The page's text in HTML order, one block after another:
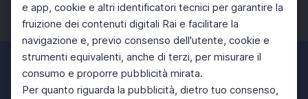
e app, cookie e altri identificatori tecnici per garantire la
fruizione dei contenuti digitali Rai e facilitare la
navigazione e, previo consenso dell'utente, cookie e
strumenti equivalenti, anche di terzi, per misurare il
consumo e proporre pubblicità mirata.
Per quanto riguarda la pubblicità, dietro tuo consenso,
Facebook Twitter Instagram